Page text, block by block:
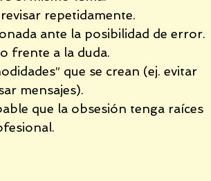
repetidamente.
ante la posibilidad de error.
frente a la duda.
que se crean (ej. evitar
mensajes).
que la obsesión tenga raíces